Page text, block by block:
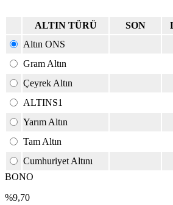
ALTIN TÜRÜ SON
Altın ONS
Gram Altın
Çeyrek Altın
ALTINS1
Yarım Altın
Tam Altın
Cumhuriyet Altını
BONO
%9,70